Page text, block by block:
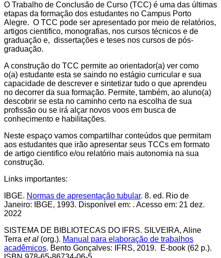
O Trabalho de Conclusão de Curso (TCC) é uma das últimas
etapas da formação dos estudantes no Campus Porto
Alegre. O TCC pode ser apresentado por meio de relatórios,
artigos cientifico, monografias, nos cursos técnicos e de
graduação e, dissertações e teses nos cursos de pós-
graduação.
A construção do TCC permite ao orientador(a) ver como
o(a) estudante esta se saindo no estágio curricular e sua
capacidade de descrever e sintetizar tudo o que aprendeu
no decorrer da sua formação. Permite, também, ao aluno(a)
descobrir se esta no caminho certo na escolha de sua
profissão ou se irá alçar novos voos em busca de
conhecimento e habilitações.
Neste espaço vamos compartilhar conteúdos que permitam
aos estudantes que irão apresentar seus TCCs em formato
de artigo cientifico e/ou relatório mais autonomia na sua
construção.
Links importantes:
IBGE. Normas de apresentação tubular. 8. ed. Rio de
Janeiro: IBGE, 1993. Disponível em: . Acesso em: 21 dez.
2022
SISTEMA DE BIBLIOTECAS DO IFRS. SILVEIRA, Aline
Terra et al (org.). Manual para elaboração de trabalhos
acadêmicos. Bento Gonçalves: IFRS, 2019. E-book (62 p.).